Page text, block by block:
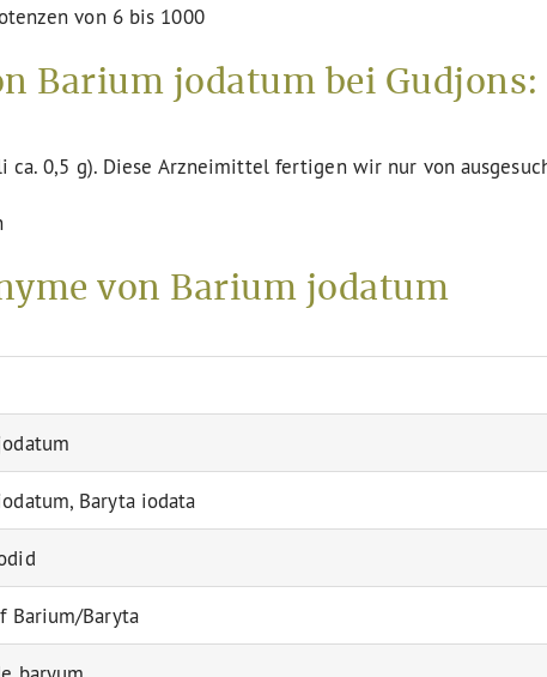
von 6 bis 1000
Barium jodatum bei Gudjons:
0,5 g). Diese Arzneimittel fertigen wir nur von
von Barium jodatum
Baryta iodata
Barium/Baryta